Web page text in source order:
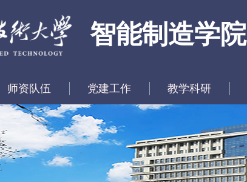
智能制造学院
师资队伍 党建工作 教学科研